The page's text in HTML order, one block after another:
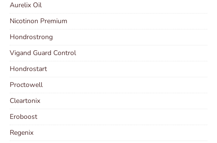
Aurelix Oil
Nicotinon Premium
Hondrostrong
Vigand Guard Control
Hondrostart
Proctowell
Cleartonix
Eroboost
Regenix